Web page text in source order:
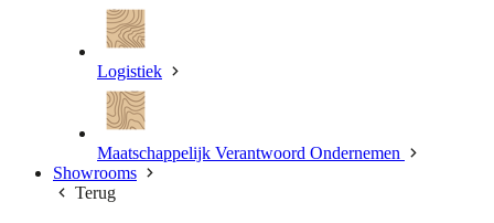
Logistiek
Maatschappelijk Verantwoord Ondernemen
Showrooms
Terug